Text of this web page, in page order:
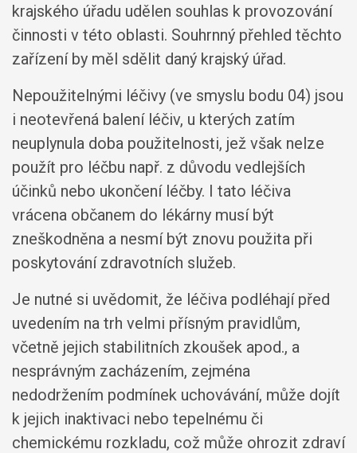
krajského úřadu udělen souhlas k provozování
činnosti v této oblasti. Souhrnný přehled těchto
zařízení by měl sdělit daný krajský úřad.
Nepoužitelnými léčivy (ve smyslu bodu 04) jsou
i neotevřená balení léčiv, u kterých zatím
neuplynula doba použitelnosti, jež však nelze
použít pro léčbu např. z důvodu vedlejších
účinků nebo ukončení léčby. I tato léčiva
vrácena občanem do lékárny musí být
zneškodněna a nesmí být znovu použita při
poskytování zdravotních služeb.
Je nutné si uvědomit, že léčiva podléhají před
uvedením na trh velmi přísným pravidlům,
včetně jejich stabilitních zkoušek apod., a
nesprávným zacházením, zejména
nedodržením podmínek uchovávání, může dojít
k jejich inaktivaci nebo tepelnému či
chemickému rozkladu, což může ohrozit zdraví